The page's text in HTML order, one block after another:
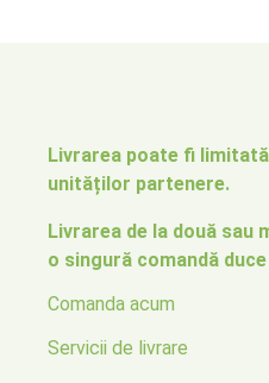
Livrarea poate fi
unităților partenere.
Livrarea de la două
o singură comandă
Comanda acum
Servicii de livrare